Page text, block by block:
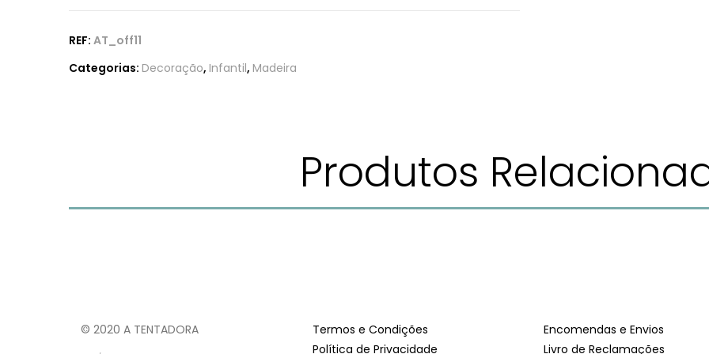
REF: AT_off11
Categorias: Decoração, Infantil, Madeira
Produtos
© 2020 A TENTADORA
Termos e Condições
Política de Privacidade
Encomendas e Envios
Livro de Reclamações